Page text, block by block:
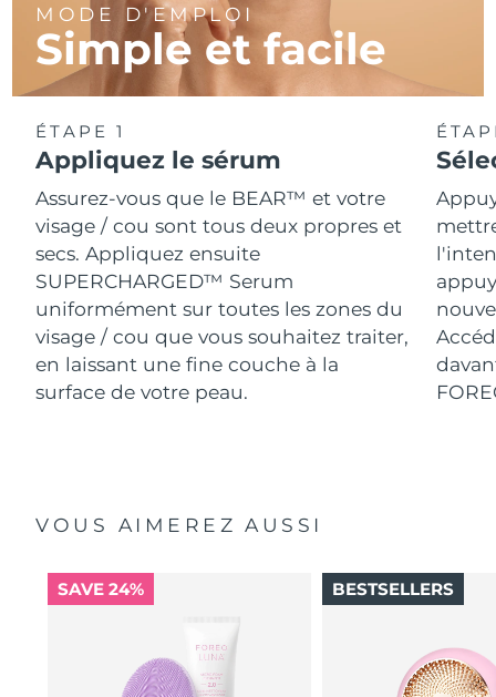
MODE D'EMPLOI
Simple et facile
ÉTAPE 1
Appliquez le sérum
Assurez-vous que le BEAR™ et votre
visage / cou sont tous deux propres et
secs. Appliquez ensuite
SUPERCHARGED™ Serum
uniformément sur toutes les zones du
visage / cou que vous souhaitez traiter,
en laissant une fine couche à la
surface de votre peau.
VOUS AIMEREZ AUSSI
SAVE 24% BESTSELLERS